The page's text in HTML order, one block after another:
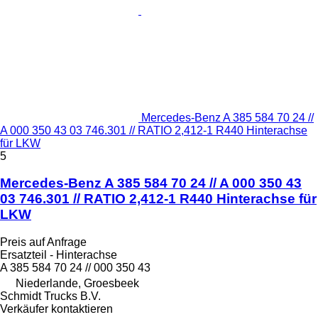
Mercedes-Benz A 385 584 70 24 //
A 000 350 43 03 746.301 // RATIO 2,412-1 R440 Hinterachse
für LKW
5
Mercedes-Benz A 385 584 70 24 // A 000 350 43
03 746.301 // RATIO 2,412-1 R440 Hinterachse für
LKW
Preis auf Anfrage
Ersatzteil - Hinterachse
A 385 584 70 24 // 000 350 43
Niederlande, Groesbeek
Schmidt Trucks B.V.
Verkäufer kontaktieren